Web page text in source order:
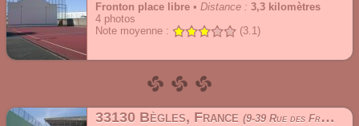
Fronton place libre • Distance : 3,3 kilomètres
4 photos
Note moyenne :
(3.1)
33130 Bègles, France
9-39 Rue des Frères Moga